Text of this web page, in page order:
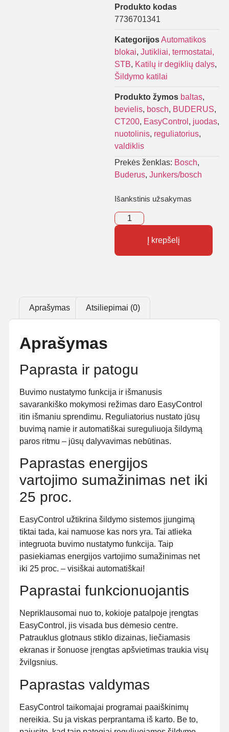
Produkto kodas
7736701341
KategorijosAutomatikos
blokai, Jutikliai, termostatai,
STB, Katilų ir degiklių dalys,
Šildymo katilai
Produkto žymos baltas,
bevielis, bosch, BUDERUS,
CT200, EasyControl , juodas,
nuotolinis, reguliatorius,
valdiklis
Prekės ženklas: Bosch,
Buderus, Junkers/bosch
Išankstinis užsakymas
Į krepšelį
Aprašymas Atsiliepimai (0)
Aprašymas
Paprasta ir patogu
Buvimo nustatymo funkcija ir išmanusis
savarankiško mokymosi režimas daro EasyControl
itin išmaniu sprendimu. Reguliatorius nustato jūsų
buvimą namie ir automatiškai sureguliuoja šildymą
paros ritmu – jūsų dalyvavimas nebūtinas.
Paprastas energijos
vartojimo sumažinimas net iki
25 proc.
EasyControl užtikrina šildymo sistemos įjungimą
tiktai tada, kai namuose kas nors yra. Tai atlieka
integruota buvimo nustatymo funkcija. Taip
pasiekiamas energijos vartojimo sumažinimas net
iki 25 proc. – visiškai automatiškai!
Paprastai funkcionuojantis
Nepriklausomai nuo to, kokioje patalpoje įrengtas
EasyControl, jis visada bus dėmesio centre.
Patrauklus glotnaus stiklo dizainas, liečiamasis
ekranas ir šonuose įrengtas apšvietimas traukia visų
žvilgsnius.
Paprastas valdymas
EasyControl taikomajai programai paaiškinimų
nereikia. Su ja viskas perprantama iš karto. Be to,